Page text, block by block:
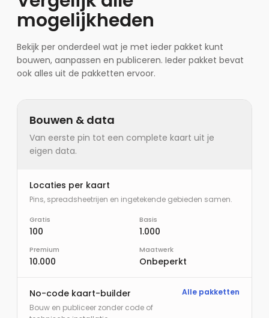
mogelijkheden
Bekijk per onderdeel wat je met ieder pakket kunt
bouwen, aanpassen en publiceren. Ieder pakket bevat
ook alles uit de pakketten ervoor.
Bouwen & data
Van eerste pin tot een complete kaart uit je
eigen data.
Locaties per kaart
Pins, spreadsheetrijen en ingetekende gebieden samen.
Gratis
100
Basis
1.000
Premium
10.000
Maatwerk
Onbeperkt
No-code kaart-builder
Bouw en publiceer zonder code of
Alle pakketten